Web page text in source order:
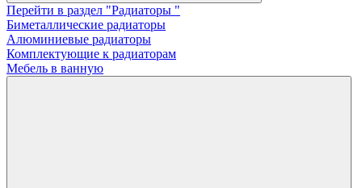
Перейти в раздел "Радиаторы "
Биметаллические радиаторы
Алюминиевые радиаторы
Комплектующие к радиаторам
Мебель в ванную